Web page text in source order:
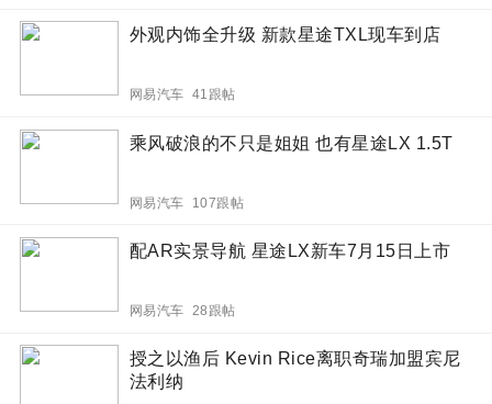
外观内饰全升级 新款星途TXL现车到店
网易汽车 41跟帖
乘风破浪的不只是姐姐 也有星途LX 1.5T
网易汽车 107跟帖
配AR实景导航 星途LX新车7月15日上市
网易汽车 28跟帖
授之以渔后 Kevin Rice离职奇瑞加盟宾尼
法利纳